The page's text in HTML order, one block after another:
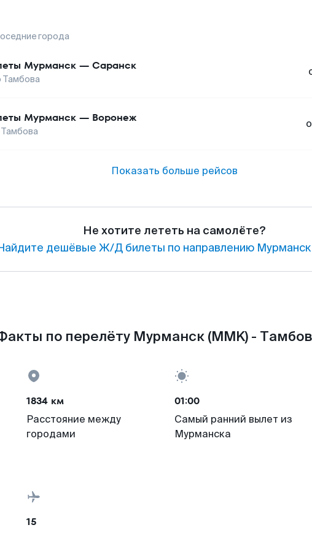
города
Мурманск — Саранск
Тамбова
Мурманск — Воронеж
Тамбова
Показать больше рейсов
Не хотите лететь на самолёте?
дешёвые Ж/Д билеты по направлению
по перелёту Мурманск (MMK) - Тамбов
1834 км
Расстояние между
городами
01:00
Самый ранний вылет из
Мурманска
15